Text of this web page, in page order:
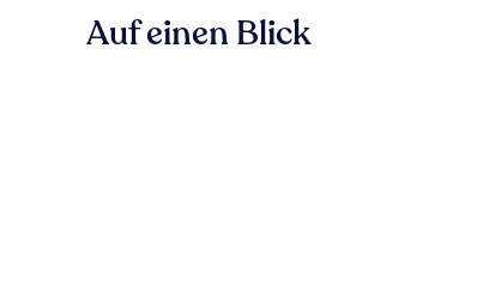
Auf einen Blick